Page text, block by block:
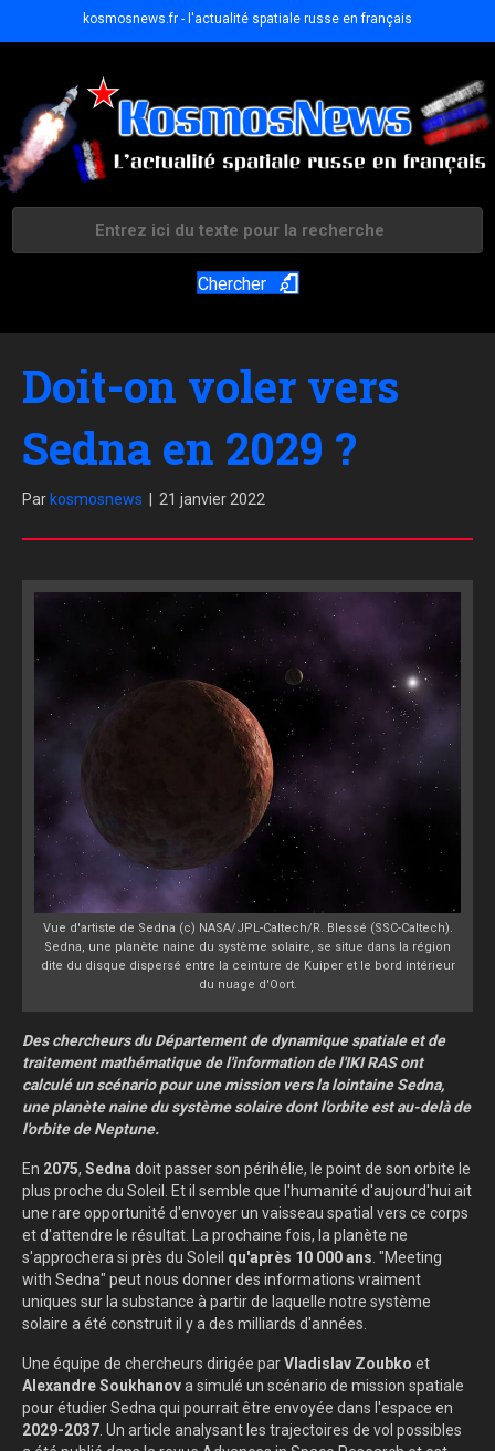
kosmosnews.fr - l'actualité spatiale russe en français
Chercher
Doit-on voler vers
Sedna en 2029 ?
Par kosmosnews 21 janvier 2022
Vue d'artiste de Sedna (c) NASA/JPL-Caltech/R. Blessé (SSC-Caltech).
Sedna, une planète naine du système solaire, se situe dans la région
dite du disque dispersé entre la ceinture de Kuiper et le bord intérieur
du nuage d'Oort.
Des chercheurs du Département de dynamique spatiale et de
traitement mathématique de l'information de l'IKI RAS ont
calculé un scénario pour une mission vers la lointaine Sedna,
une planète naine du système solaire dont l'orbite est au-delà de
l'orbite de Neptune.
En 2075, Sedna doit passer son périhélie, le point de son orbite le
plus proche du Soleil. Et il semble que l'humanité d'aujourd'hui ait
une rare opportunité d'envoyer un vaisseau spatial vers ce corps
et d'attendre le résultat. La prochaine fois, la planète ne
s'approchera si près du Soleil qu'après 10 000 ans . "Meeting
with Sedna" peut nous donner des informations vraiment
uniques sur la substance à partir de laquelle notre système
solaire a été construit il y a des milliards d'années.
Une équipe de chercheurs dirigée parVladislav Zoubko et
Alexandre Soukhanova simulé un scénario de mission spatiale
pour étudier Sedna qui pourrait être envoyée dans l'espace en
2029-2037 . Un article analysant les trajectoires de vol possibles